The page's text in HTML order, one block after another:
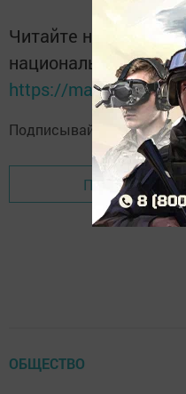
Читайте новости
национальном
https://max.ru/
Подписывайтесь на
Перейти на
ОБЩЕСТВО